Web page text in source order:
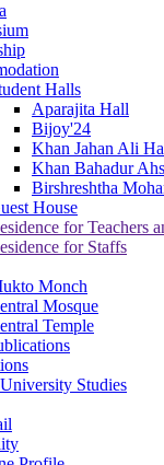
Halls
Aparajita Hall
Bijoy'24
Khan Jahan Ali
Khan Bahadur
Birshreshtha
House
for Teachers
for Staffs
Monch
Mosque
Temple
Studies